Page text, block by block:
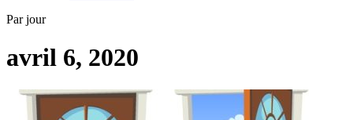
Par jour
avril 6, 2020